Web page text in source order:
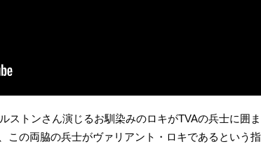
ストンさん演じるお馴染みのロキがTVAの兵士に囲ま
この両脇の兵士がヴァリアント・ロキであるという指